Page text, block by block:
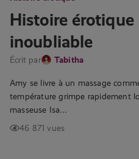
Histoire érotique
inoubliable
Écrit par Tabitha
Amy se livre à un massage
température grimpe rapidement
masseuse Isa…
46 871 vues